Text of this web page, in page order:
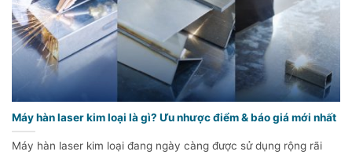
Máy hàn laser kim loại là gì? Ưu nhược điểm & báo giá mới nhất
Máy hàn laser kim loại đang ngày càng được sử dụng rộng rãi